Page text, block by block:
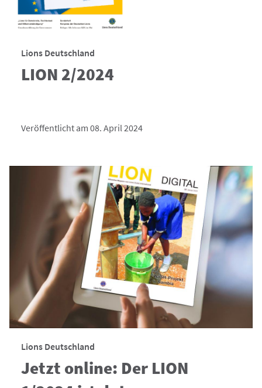
Lions Deutschland
LION 2/2024
Veröffentlicht am 08. April 2024
Lions Deutschland
Jetzt online: Der LION